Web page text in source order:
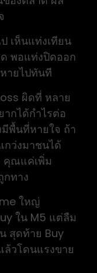
เห็นแท่งเทียน
พอแท่งปิดออก
ายไปทันที
ผิดที่ หลาย
ากได้กำไรต่อ
พื้นที่หายใจ ถ้า
กว่งมาชนได้
คุณแค่เพิ่ม
ทาง
ใหญ่
ใน M5 แต่ลืม
สุดท้าย Buy
วโดนแรงขาย